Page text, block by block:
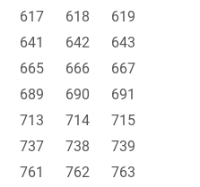
617 618
619
641 642
643
665 666
667
689 690
691
713 714
715
737 738
739
761 762
763